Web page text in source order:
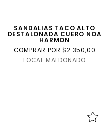
SANDALIAS TACO ALTO
DESTALONADA CUERO NOA
HARMON
COMPRAR POR $2.350,00
LOCAL MALDONADO